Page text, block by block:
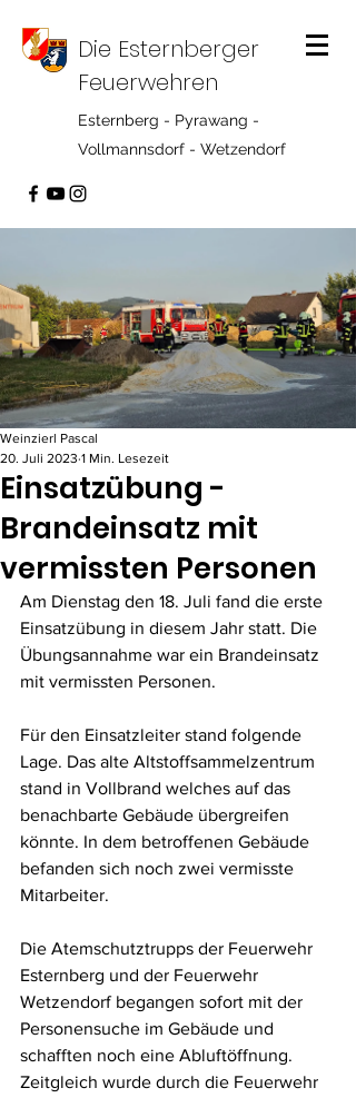
Die Esternberger
Feuerwehren
Esternberg - Pyrawang -
Vollmannsdorf - Wetzendorf
Einsatzübung -
Brandeinsatz mit
vermissten Personen
Weinzierl Pascal
20. Juli 2023 1 Min. Lesezeit
Am Dienstag den 18. Juli fand die erste
Einsatzübung in diesem Jahr statt. Die
Übungsannahme war ein Brandeinsatz
mit vermissten Personen.
Für den Einsatzleiter stand folgende
Lage. Das alte Altstoffsammelzentrum
stand in Vollbrand welches auf das
benachbarte Gebäude übergreifen
könnte. In dem betroffenen Gebäude
befanden sich noch zwei vermisste
Mitarbeiter.
Die Atemschutztrupps der Feuerwehr
Esternberg und der Feuerwehr
Wetzendorf begangen sofort mit der
Personensuche im Gebäude und
schafften noch eine Abluftöffnung.
Zeitgleich wurde durch die Feuerwehr